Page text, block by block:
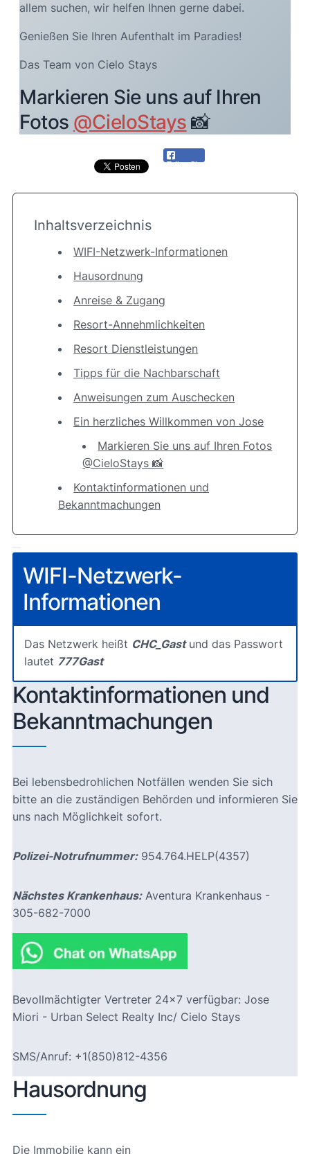
allem suchen, wir helfen Ihnen gerne dabei.
Genießen Sie Ihren Aufenthalt im Paradies!
Das Team von Cielo Stays
Markieren Sie uns auf Ihren
Fotos @CieloStays 📸
Teilen Sie
Inhaltsverzeichnis
WIFI-Netzwerk-Informationen
Hausordnung
Anreise & Zugang
Resort-Annehmlichkeiten
Resort Dienstleistungen
Tipps für die Nachbarschaft
Anweisungen zum Auschecken
Ein herzliches Willkommen von Jose
Markieren Sie uns auf Ihren Fotos
@CieloStays 📸
Kontaktinformationen und
Bekanntmachungen
WIFI-Netzwerk-
Informationen
Das Netzwerk heißt CHC_Gastund das Passwort
lautet 777Gast
Kontaktinformationen und
Bekanntmachungen
Bei lebensbedrohlichen Notfällen wenden Sie sich
bitte an die zuständigen Behörden und informieren Sie
uns nach Möglichkeit sofort.
Polizei-Notrufnummer:954.764.HELP(4357)
Nächstes Krankenhaus:Aventura Krankenhaus -
305-682-7000
Bevollmächtigter Vertreter 24×7 verfügbar: Jose
Miori - Urban Select Realty Inc/ Cielo Stays
SMS/Anruf: +1(850)812-4356
Hausordnung
Die Immobilie kann ein